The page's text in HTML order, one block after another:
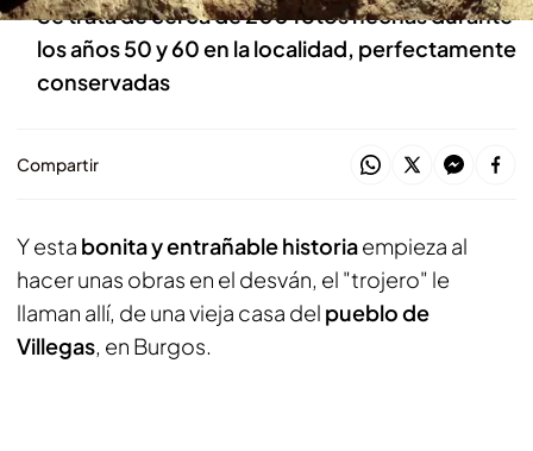
Se trata de cerca de 200 fotos hechas durante
los años 50 y 60 en la localidad, perfectamente
conservadas
Compartir
Y esta bonita y entrañable historiaempieza al
hacer unas obras en el desván, el "trojero" le
llaman allí, de una vieja casa del pueblo de
Villegas, en Burgos.